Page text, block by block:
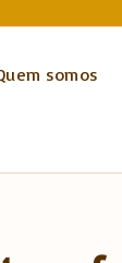
somos